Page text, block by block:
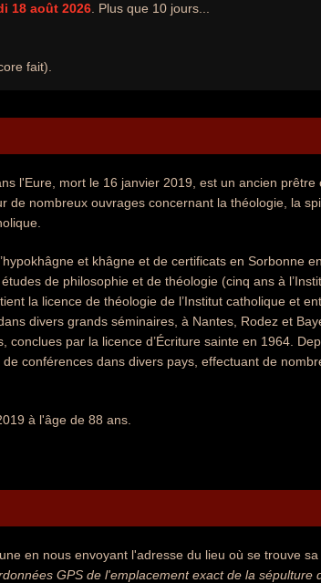
18 août 2026 . Plus que 10 jours...
fait).
l'Eure, mort le 16 janvier 2019, est un ancien prêtre
de nombreux ouvrages concernant la théologie, la
et khâgne et de certificats en Sorbonne
de philosophie et de théologie (cinq ans à
la licence de théologie de l’Institut catholique et
divers grands séminaires, à Nantes, Rodez et
conclues par la licence d’Écriture sainte en 1964.
conférences dans divers pays, effectuant de
à l'âge de 88 ans.
en nous envoyant l'adresse du lieu où se trouve sa
GPS de l'emplacement exact de la sépulture